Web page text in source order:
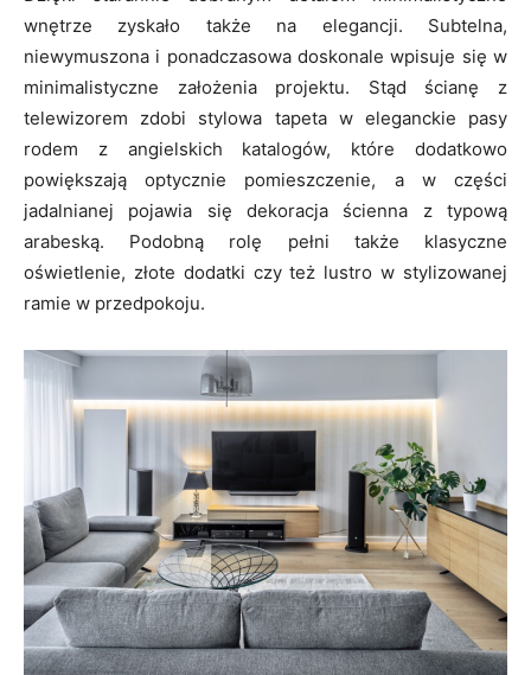
wnętrze zyskało także na elegancji. Subtelna,
niewymuszona i ponadczasowa doskonale wpisuje się w
minimalistyczne założenia projektu. Stąd ścianę z
telewizorem zdobi stylowa tapeta w eleganckie pasy
rodem z angielskich katalogów, które dodatkowo
powiększają optycznie pomieszczenie, a w części
jadalnianej pojawia się dekoracja ścienna z typową
arabeską. Podobną rolę pełni także klasyczne
oświetlenie, złote dodatki czy też lustro w stylizowanej
ramie w przedpokoju.